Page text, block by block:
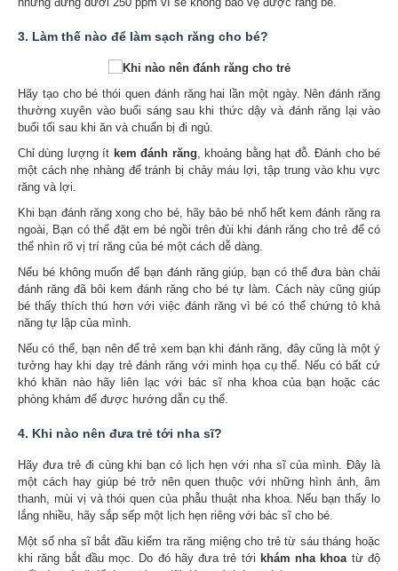
3. Làm thế nào để làm sạch răng cho bé?
Hãy tạo cho bé thói quen đánh răng hai lần một ngày. Nên đánh răng
thường xuyên vào buổi sáng sau khi thức dậy và đánh răng lại vào
buổi tối sau khi ăn và chuẩn bị đi ngủ.
Chỉ dùng lượng ít kem đánh răng, khoảng bằng hạt đỗ. Đánh cho bé
một cách nhẹ nhàng để tránh bị chảy máu lợi, tập trung vào khu vực
răng và lợi.
Khi bạn đánh răng xong cho bé, hãy bảo bé nhổ hết kem đánh răng ra
ngoài, Bạn có thể đặt em bé ngồi trên đùi khi đánh răng cho trẻ để có
thể nhìn rõ vị trí răng của bé một cách dễ dàng.
Nếu bé không muốn để bạn đánh răng giúp, bạn có thể đưa bàn chải
đánh răng đã bôi kem đánh răng cho bé tự làm. Cách này cũng giúp
bé thấy thích thú hơn với việc đánh răng vì bé có thể chứng tỏ khả
năng tự lập của mình.
Nếu có thể, bạn nên để trẻ xem bạn khi đánh răng, đây cũng là một ý
tưởng hay khi dạy trẻ đánh răng với minh họa cụ thể. Nếu có bất cứ
khó khăn nào hãy liên lạc với bác sĩ nha khoa của bạn hoặc các
phòng khám để được hướng dẫn cụ thể.
4. Khi nào nên đưa trẻ tới nha sĩ?
Hãy đưa trẻ đi cùng khi bạn có lịch hẹn với nha sĩ của mình. Đây là
một cách hay giúp bé trở nên quen thuộc với những hình ảnh, âm
thanh, mùi vị và thói quen của phẫu thuật nha khoa. Nếu bạn thấy lo
lắng nhiều, hãy sắp sếp một lịch hẹn riêng với bác sĩ cho bé.
Một số nha sĩ bắt đầu kiểm tra răng miệng cho trẻ từ sáu tháng hoặc
khi răng bắt đầu mọc. Do đó hãy đưa trẻ tới khám nha khoatừ độ